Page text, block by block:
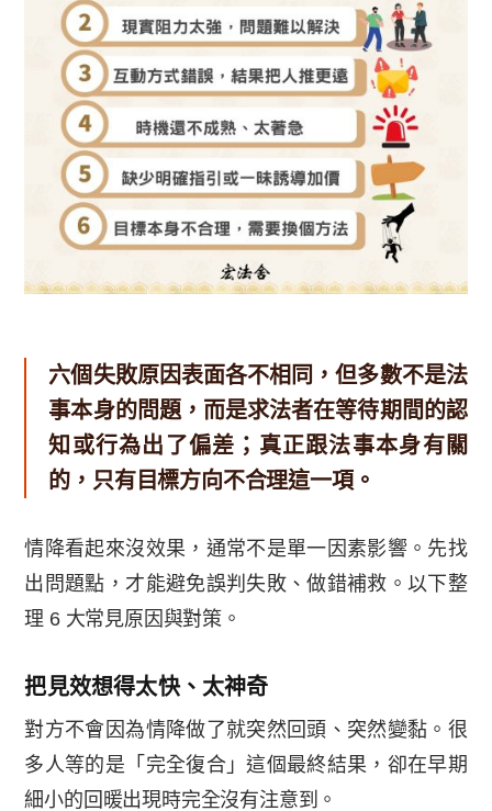
六個失敗原因表面各不相同，但多數不是法
事本身的問題，而是求法者在等待期間的認
知或行為出了偏差；真正跟法事本身有關
的，只有目標方向不合理這一項。
情降看起來沒效果，通常不是單一因素影響。先找
出問題點，才能避免誤判失敗、做錯補救。以下整
理 6 大常見原因與對策。
把見效想得太快、太神奇
對方不會因為情降做了就突然回頭、突然變黏。很
多人等的是「完全復合」這個最終結果，卻在早期
細小的回暖出現時完全沒有注意到。